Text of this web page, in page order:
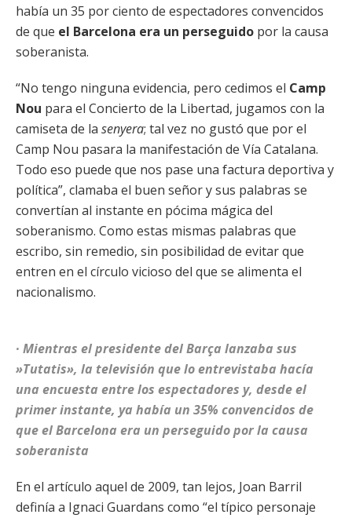
había un 35 por ciento de espectadores convencidos
de que el Barcelona era un perseguido por la causa
soberanista.
“No tengo ninguna evidencia, pero cedimos el Camp
Nou para el Concierto de la Libertad, jugamos con la
camiseta de la senyera; tal vez no gustó que por el
Camp Nou pasara la manifestación de Vía Catalana.
Todo eso puede que nos pase una factura deportiva y
política”, clamaba el buen señor y sus palabras se
convertían al instante en pócima mágica del
soberanismo. Como estas mismas palabras que
escribo, sin remedio, sin posibilidad de evitar que
entren en el círculo vicioso del que se alimenta el
nacionalismo.
· Mientras el presidente del Barça lanzaba sus
»Tutatis», la televisión que lo entrevistaba hacía
una encuesta entre los espectadores y, desde el
primer instante, ya había un 35% convencidos de
que el Barcelona era un perseguido por la causa
soberanista
En el artículo aquel de 2009, tan lejos, Joan Barril
definía a Ignaci Guardans como “el típico personaje